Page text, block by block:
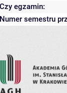
Czy egzamin:
Numer semestru